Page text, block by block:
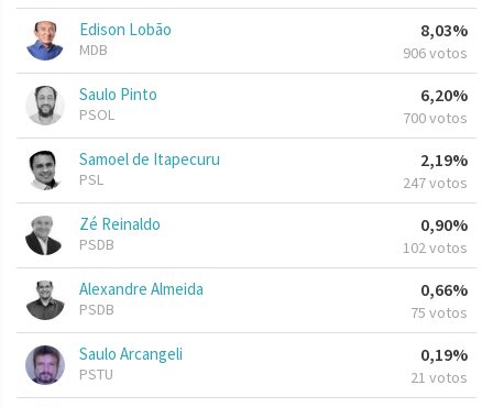
Edison Lobão
MDB
8,03%
906 votos
Saulo Pinto
PSOL
6,20%
700 votos
Samoel de Itapecuru
PSL
2,19%
247 votos
Zé Reinaldo
PSDB
0,90%
102 votos
Alexandre Almeida
PSDB
0,66%
75 votos
Saulo Arcangeli
PSTU
0,19%
21 votos